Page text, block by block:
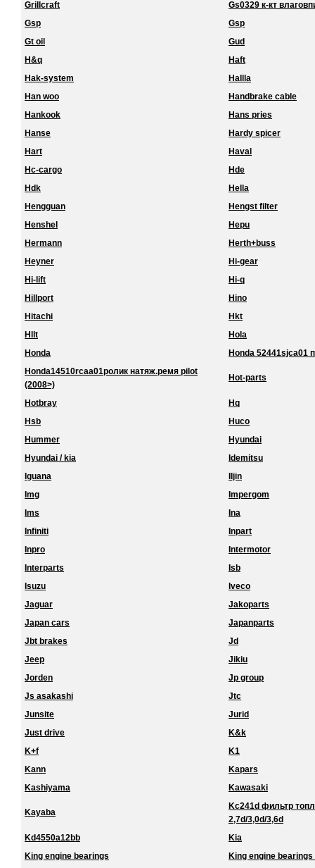
Grillcraft
Gs0329 к-кт
Gsp
Gsp
Gt oil
Gud
H&q
Haft
Hak-system
Hallla
Han woo
Handbrake cable
Hankook
Hans pries
Hanse
Hardy spicer
Hart
Haval
Hc-cargo
Hde
Hdk
Hella
Hengguan
Hengst filter
Henshel
Hepu
Hermann
Herth+buss
Heyner
Hi-gear
Hi-lift
Hi-q
Hillport
Hino
Hitachi
Hkt
Hllt
Hola
Honda
Honda 52441sjca01
Honda14510rcaa01ролик натяж.ремя pilot
(2008>)
Hot-parts
Hotbray
Hq
Hsb
Huco
Hummer
Hyundai
Hyundai / kia
Idemitsu
Iguana
Iljin
Img
Impergom
Ims
Ina
Infiniti
Inpart
Inpro
Intermotor
Interparts
Isb
Isuzu
Iveco
Jaguar
Jakoparts
Japan cars
Japanparts
Jbt brakes
Jd
Jeep
Jikiu
Jorden
Jp group
Js asakashi
Jtc
Junsite
Jurid
Just drive
K&k
K+f
K1
Kann
Kapars
Kashiyama
Kawasaki
Kayaba
Kc241d фильтр
2,7d/3,0d/3,6d
Kd4550a12bb
Kia
King engine bearings
King engine bearings